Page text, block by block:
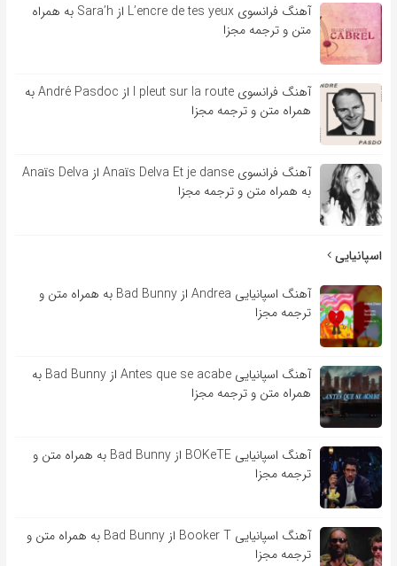
آهنگ فرانسوی L’encre de tes yeux از Sara’h به همراه
متن و ترجمه مجزا
آهنگ فرانسوی l pleut sur la route از André Pasdoc به
همراه متن و ترجمه مجزا
آهنگ فرانسوی Anaïs Delva Et je danse از Anaïs Delva
به همراه متن و ترجمه مجزا
اسپانیایی
آهنگ اسپانیایی Andrea از Bad Bunny به همراه متن و
ترجمه مجزا
آهنگ اسپانیایی Antes que se acabe از Bad Bunny به
همراه متن و ترجمه مجزا
آهنگ اسپانیایی BOKeTE از Bad Bunny به همراه متن و
ترجمه مجزا
آهنگ اسپانیایی Booker T از Bad Bunny به همراه متن و
ترجمه مجزا